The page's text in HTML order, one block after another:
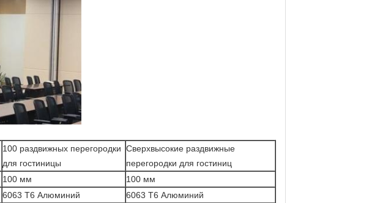
100 раздвижных перегородки
для гостиницы
Сверхвысокие раздвижные
перегородки для гостиниц
100 мм
100 мм
6063 T6 Алюминий
6063 T6 Алюминий